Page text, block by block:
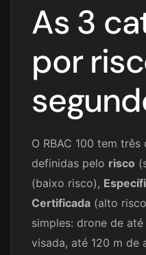
As 3
por
O RBAC 100 tem
definidas pelo risco
(baixo risco),
Certificada (alto
simples: drone de
visada, até 120 m de